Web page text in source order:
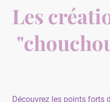
Les
Découvrez les points forts